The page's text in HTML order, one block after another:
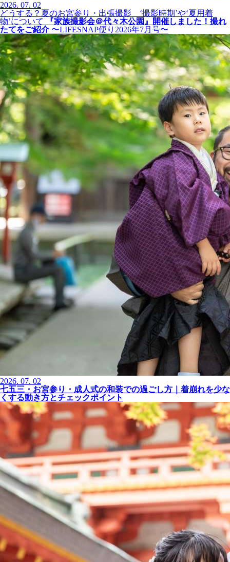
2026. 07. 02
どうする？夏のお宮参り・出張撮影 ‘撮影時期’や‘夏用着
物’について
『家族撮影会＠代々木公園』開催しました！撮れ
たてをご紹介〜LIFESNAP便り2026年7月号〜
2026. 07. 02
七五三・お宮参り・成人式の和装での過ごし方｜着崩れを少な
くする動き方とチェックポイント